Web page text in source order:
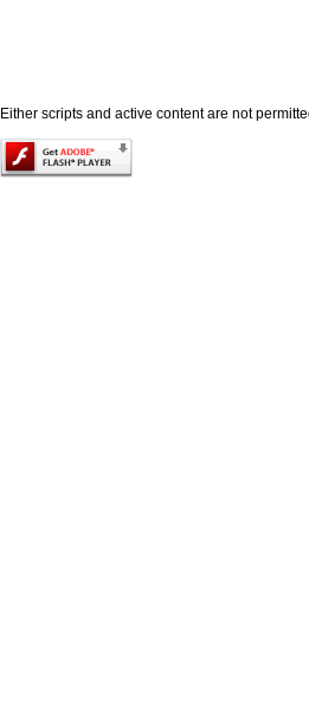
Either scripts and active content are not